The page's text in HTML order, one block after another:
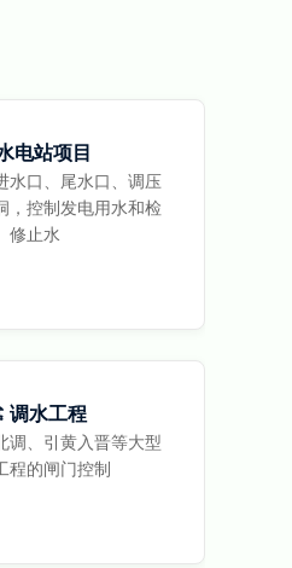
电站项目
水口、尾水口、调压
，控制发电用水和检
修止水
水工程
调、引黄入晋等大型
程的闸门控制